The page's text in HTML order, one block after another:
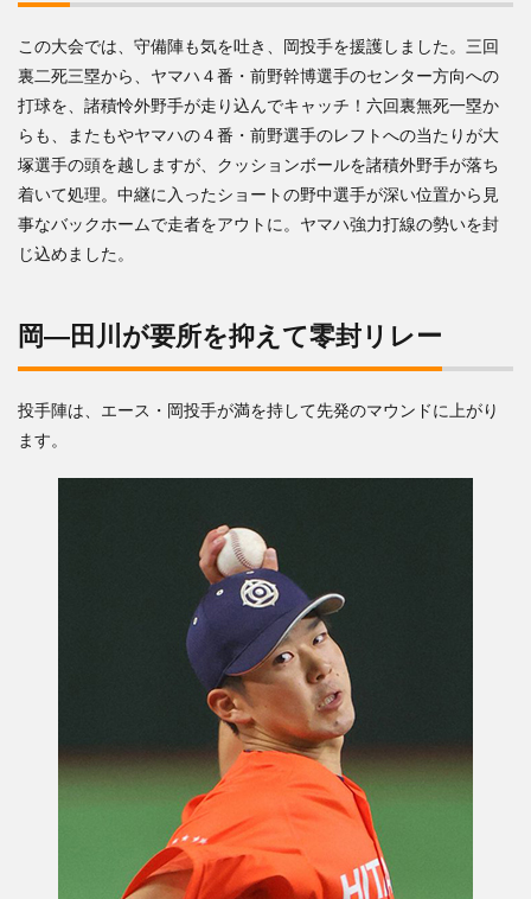
この大会では、守備陣も気を吐き、岡投手を援護しました。三回
裏二死三塁から、ヤマハ４番・前野幹博選手のセンター方向への
打球を、諸積怜外野手が走り込んでキャッチ！六回裏無死一塁か
らも、またもやヤマハの４番・前野選手のレフトへの当たりが大
塚選手の頭を越しますが、クッションボールを諸積外野手が落ち
着いて処理。中継に入ったショートの野中選手が深い位置から見
事なバックホームで走者をアウトに。ヤマハ強力打線の勢いを封
じ込めました。
岡―田川が要所を抑えて零封リレー
投手陣は、エース・岡投手が満を持して先発のマウンドに上がり
ます。